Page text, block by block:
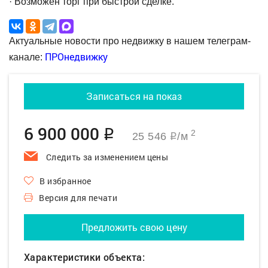
Актуальные новости про недвижку в нашем телеграм-
канале: ПРОнедвижку
Записаться на показ
6 900 000 q 25 546 q/м2
Следить за изменением цены
В избранное
Версия для печати
Предложить свою цену
Характеристики объекта: